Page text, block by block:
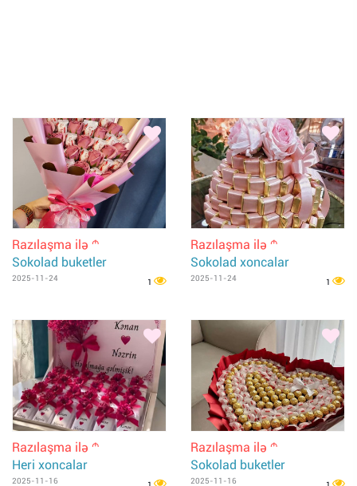
Razılaşma ilə m
Sokolad buketler
2025-11-24 1
Razılaşma ilə m
Sokolad xoncalar
2025-11-24 1
Razılaşma ilə m
Heri xoncalar
2025-11-16
Razılaşma ilə m
Sokolad buketler
2025-11-16